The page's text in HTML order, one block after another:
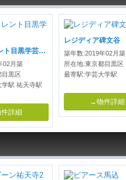
シティカレント目黒学芸大学
02月築
目黒区
駅 祐天寺駅
詳細
レジディア碑文谷
築年数:2019年02月築
所在地:東京都目黒区
最寄駅:学芸大学駅
→物件詳細